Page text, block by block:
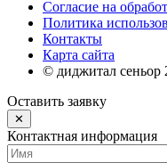
Согласие на
Политика
Контакты
Карта сайта
© диджитал сеньор
Оставить заявку
✕
Контактная информация